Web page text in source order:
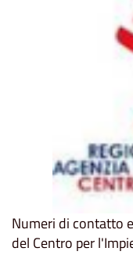
Numeri di contatto
del Centro per